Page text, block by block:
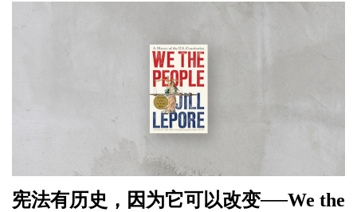
宪法有历史，因为它可以改变──We the